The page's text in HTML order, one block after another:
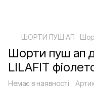
ШОРТИ ПУШ АП
Шорти пуш ап
LILAFIT
Немає в наявності